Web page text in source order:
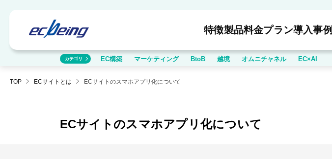
特徴製品料金プラン導入事例
TOP ECサイトとは ECサイトのスマホアプリ化について
ECサイトのスマホアプリ化について
カテゴリ EC構築 マーケティング BtoB 越境 オムニチャネル EC×AI